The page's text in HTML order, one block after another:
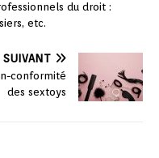
du droit :
etc.
SUIVANT
conformité
des sextoys